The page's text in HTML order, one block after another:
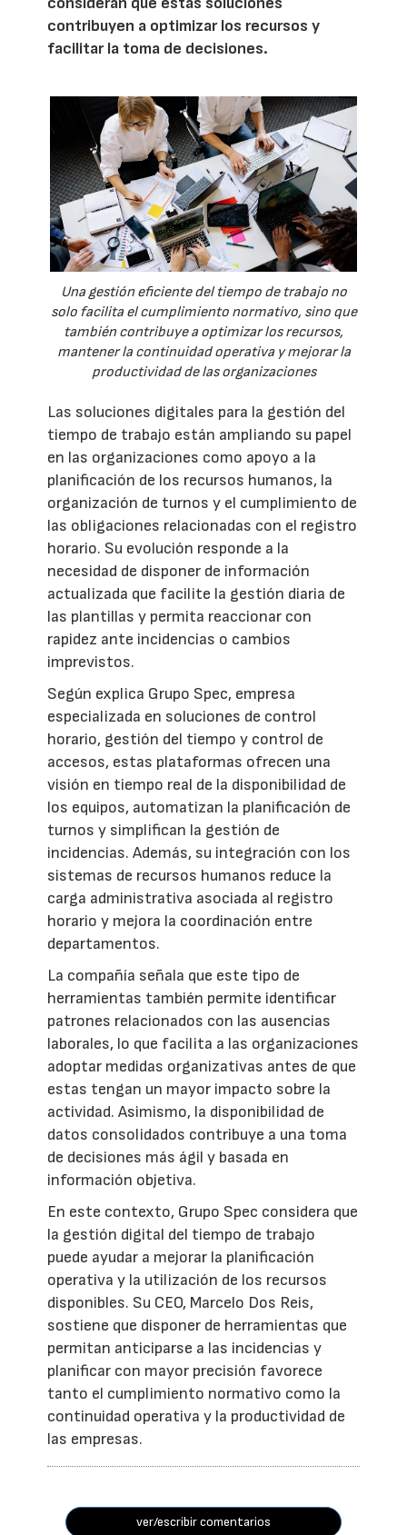
contribuyen a optimizar los recursos y
facilitar la toma de decisiones.
Una gestión eficiente del tiempo de trabajo no
solo facilita el cumplimiento normativo, sino que
también contribuye a optimizar los recursos,
mantener la continuidad operativa y mejorar la
productividad de las organizaciones
Las soluciones digitales para la gestión del
tiempo de trabajo están ampliando su papel
en las organizaciones como apoyo a la
planificación de los recursos humanos, la
organización de turnos y el cumplimiento de
las obligaciones relacionadas con el registro
horario. Su evolución responde a la
necesidad de disponer de información
actualizada que facilite la gestión diaria de
las plantillas y permita reaccionar con
rapidez ante incidencias o cambios
imprevistos.
Según explica Grupo Spec, empresa
especializada en soluciones de control
horario, gestión del tiempo y control de
accesos, estas plataformas ofrecen una
visión en tiempo real de la disponibilidad de
los equipos, automatizan la planificación de
turnos y simplifican la gestión de
incidencias. Además, su integración con los
sistemas de recursos humanos reduce la
carga administrativa asociada al registro
horario y mejora la coordinación entre
departamentos.
La compañía señala que este tipo de
herramientas también permite identificar
patrones relacionados con las ausencias
laborales, lo que facilita a las organizaciones
adoptar medidas organizativas antes de que
estas tengan un mayor impacto sobre la
actividad. Asimismo, la disponibilidad de
datos consolidados contribuye a una toma
de decisiones más ágil y basada en
información objetiva.
En este contexto, Grupo Spec considera que
la gestión digital del tiempo de trabajo
puede ayudar a mejorar la planificación
operativa y la utilización de los recursos
disponibles. Su CEO, Marcelo Dos Reis,
sostiene que disponer de herramientas que
permitan anticiparse a las incidencias y
planificar con mayor precisión favorece
tanto el cumplimiento normativo como la
continuidad operativa y la productividad de
las empresas.
ver/escribir comentarios